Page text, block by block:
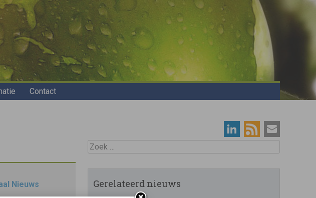
Contact
Nieuws
Zoek
Gerelateerd nieuws